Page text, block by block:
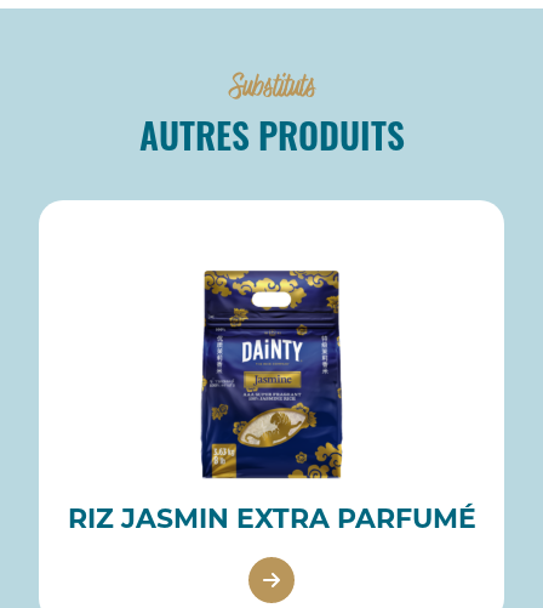
Substituts
AUTRES PRODUITS
RIZ JASMIN EXTRA PARFUMÉ